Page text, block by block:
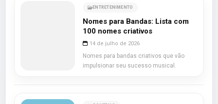
ENTRETENIMENTO
Nomes para Bandas: Lista com
100 nomes criativos
14 de julho de 2026
Nomes para bandas criativos que vão
impulsionar seu sucesso musical.